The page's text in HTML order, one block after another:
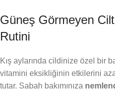
Güneş Görmeyen
Rutini
Kış aylarında cildinize özel bir
vitamini eksikliğinin etkilerini
tutar. Sabah bakımınıza